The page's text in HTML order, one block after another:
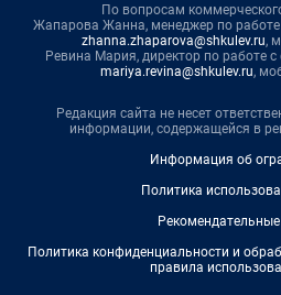
По вопросам
Жапарова Жанна, менеджер по
zhanna.zhaparova@shkulev.ru,
Ревина Мария, директор по работе
mariya.revina@shkulev.ru,
Редакция сайта не несет
информации, содержащейся в
Информация об
Политика
Политика конфиденциальности и
правила